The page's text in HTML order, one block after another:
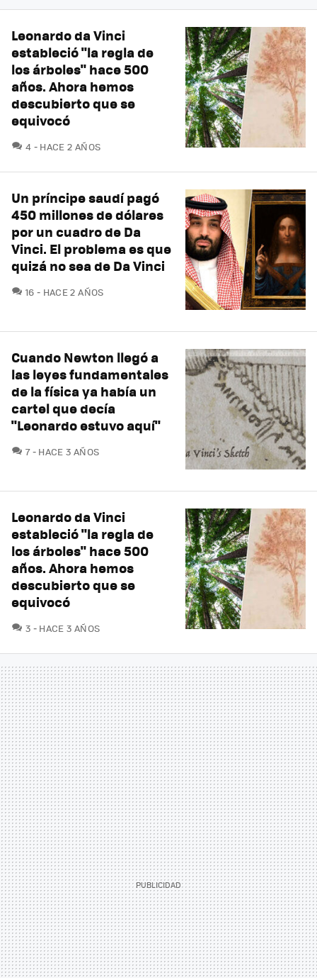
Leonardo da Vinci
estableció "la regla de
los árboles" hace 500
años. Ahora hemos
descubierto que se
equivocó
4 COMENTARIOS
HACE 2 AÑOS
Un príncipe saudí pagó
450 millones de dólares
por un cuadro de Da
Vinci. El problema es que
quizá no sea de Da Vinci
16 COMENTARIOS
HACE 2 AÑOS
Cuando Newton llegó a
las leyes fundamentales
de la física ya había un
cartel que decía
"Leonardo estuvo aquí"
7COMENTARIOS
HACE 3 AÑOS
Leonardo da Vinci
estableció "la regla de
los árboles" hace 500
años. Ahora hemos
descubierto que se
equivocó
3 COMENTARIOS
HACE 3 AÑOS